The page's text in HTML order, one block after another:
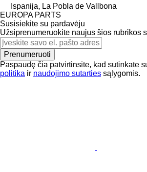
Ispanija, La Pobla de Vallbona
EUROPA PARTS
Susisiekite su pardavėju
Užsiprenumeruokite naujus šios rubrikos
Prenumeruoti
Paspaudę čia patvirtinsite, kad sutinkate
politika ir naudojimo sutarties sąlygomis.